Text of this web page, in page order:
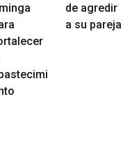
de agredir
a su pareja